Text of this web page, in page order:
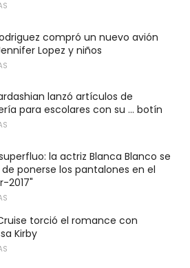
compró un nuevo avión
Lopez y niños
lanzó artículos de
para escolares con su ... botín
la actriz Blanca Blanco se
ponerse los pantalones en el
2017"
torció el romance con
Kirby